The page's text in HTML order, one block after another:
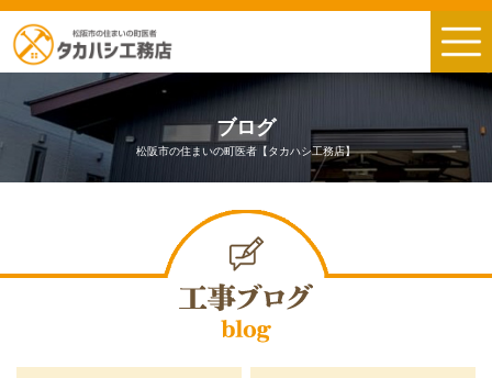
ブログ
松阪市の住まいの町医者【タカハシ工務店】